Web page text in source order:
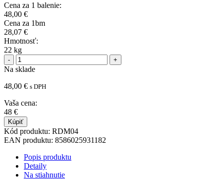
Cena za 1 balenie:
48,00 €
Cena za 1bm
28,07 €
Hmotnosť:
22 kg
Na sklade
48,00 € s DPH
Vaša cena:
48 €
Kúpiť
Kód produktu: RDM04
EAN produktu: 8586025931182
Popis produktu
Detaily
Na stiahnutie